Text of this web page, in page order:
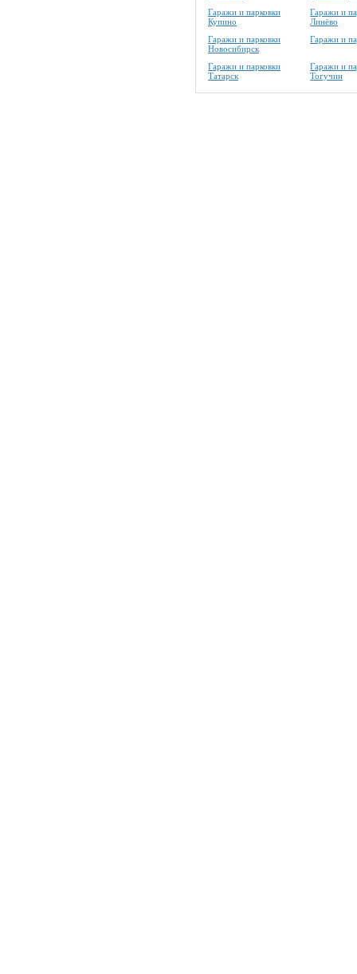
Гаражи и парковки
Купино
Гаражи и
Линёво
Гаражи и парковки
Новосибирск
Гаражи и
Гаражи и парковки
Татарск
Гаражи и
Тогучин